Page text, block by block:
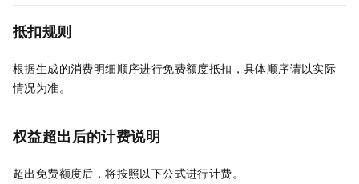
抵扣规则
根据生成的消费明细顺序进行免费额度抵扣，具体顺序请以实际
情况为准。
权益超出后的计费说明
超出免费额度后，将按照以下公式进行计费。